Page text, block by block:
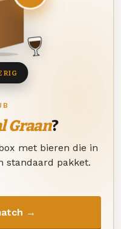
Graan?
met bieren die in
standaard pakket.
→